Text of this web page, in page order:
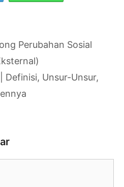
Perubahan Sosial
Definisi, Unsur-Unsur,